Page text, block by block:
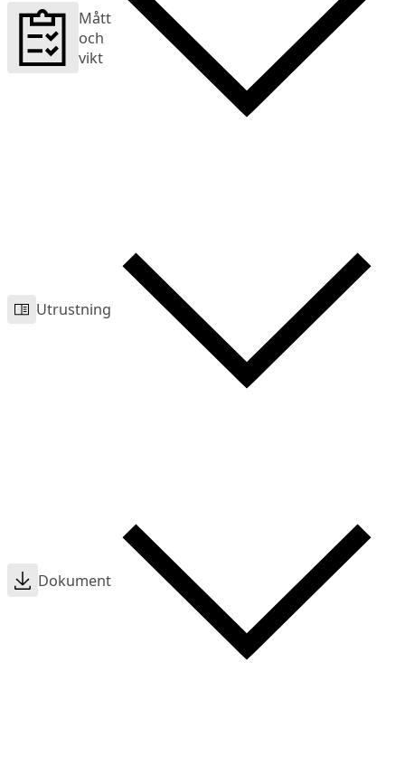
Mått
och
vikt
Utrustning
Dokument